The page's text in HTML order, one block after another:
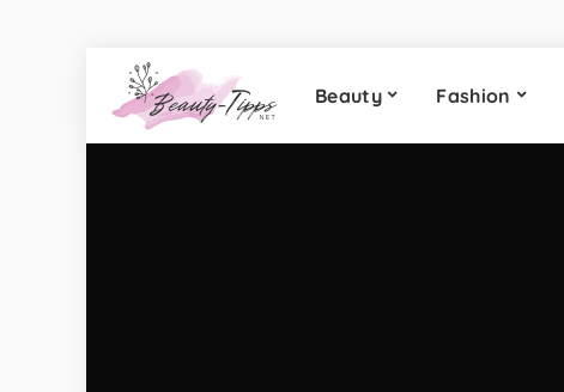
Beauty Fashion